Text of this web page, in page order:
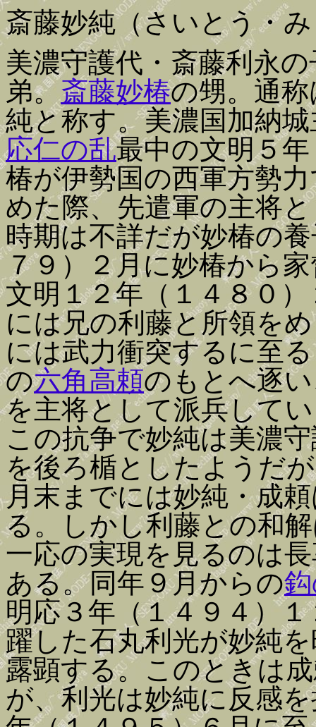
斎藤妙純（さいとう・
美濃守護代・斎藤利永
弟。斎藤妙椿の甥。通
純と称す。美濃国加納
応仁の乱最中の文明５
椿が伊勢国の西軍方勢
めた際、先遣軍の主将
時期は不詳だが妙椿の
７９）２月に妙椿から
文明１２年（１４８０
には兄の利藤と所領を
には武力衝突するに至
の六角高頼のもとへ逐
を主将として派兵して
この抗争で妙純は美濃
を後ろ楯としたようだ
月末までには妙純・成
る。しかし利藤との和
一応の実現を見るのは
ある。同年９月からの
明応３年（１４９４）
躍した石丸利光が妙純
露顕する。このときは
が、利光は妙純に反感